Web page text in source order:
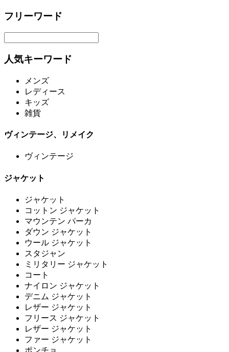
フリーワード
人気キーワード
メンズ
レディース
キッズ
雑貨
ヴィンテージ、リメイク
ヴィンテージ
ジャケット
ジャケット
コットン ジャケット
マウンテン パーカ
ダウン ジャケット
ウール ジャケット
スタジャン
ミリタリー ジャケット
コート
ナイロン ジャケット
デニム ジャケット
レザー ジャケット
フリース ジャケット
レザー ジャケット
ファー ジャケット
ポンチョ